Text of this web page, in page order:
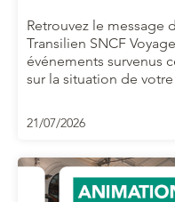
Retrouvez le message
Transilien SNCF
événements survenus
sur la situation de
21/07/2026